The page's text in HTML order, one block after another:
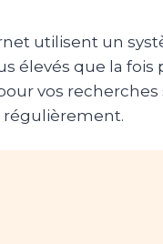
utilisent un
élevés que la
vos
régulièrement.